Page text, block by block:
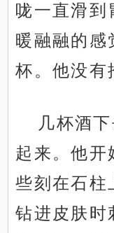
咙一直滑到
暖融融的感
杯。他没有
几杯酒
起来。他开
些刻在石柱
钻进皮肤时